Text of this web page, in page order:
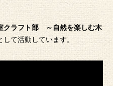
クラフト部 ～自然を楽しむ木
て活動しています。